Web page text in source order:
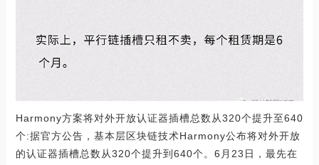
Harmony方案将对外开放认证器插槽总数从320个提升至640
个:据官方公告，基本层区块链技术Harmony公布将对外开放
的认证器插槽总数从320个提升到640个。6月23日，最先在